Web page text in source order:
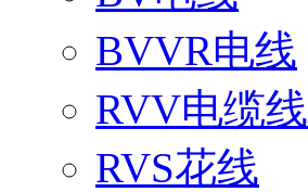
BVVR电线
RVV电缆线
RVS花线